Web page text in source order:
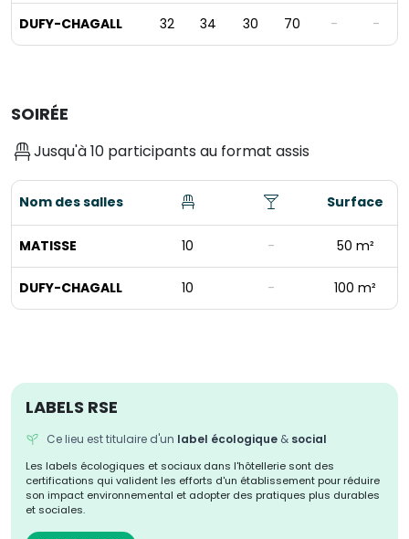
DUFY-CHAGALL 32 34 30 70 - -
SOIRÉE
Jusqu'à 10 participants au format assis
Nom des salles Surface
MATISSE 10 - 50 m²
DUFY-CHAGALL 10 - 100 m²
LABELS RSE
Ce lieu est titulaire d'un label écologique & social
Les labels écologiques et sociaux dans l'hôtellerie sont des
certifications qui valident les efforts d'un établissement pour réduire
son impact environnemental et adopter des pratiques plus durables
et sociales.